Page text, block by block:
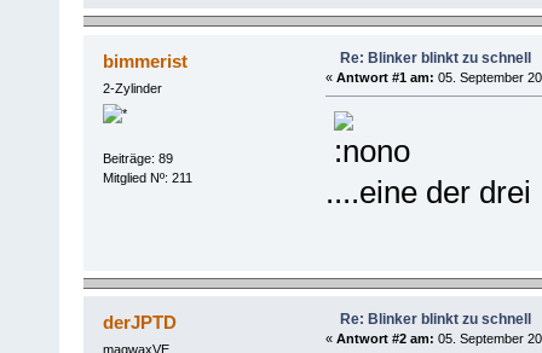
bimmerist
2-Zylinder
Beiträge: 89
Mitglied Nº: 211
Re: Blinker blinkt zu schnell
« Antwort #1 am: 05. September
....eine der
derJPTD
magwaxVE
Re: Blinker blinkt zu schnell
« Antwort #2 am: 05. September